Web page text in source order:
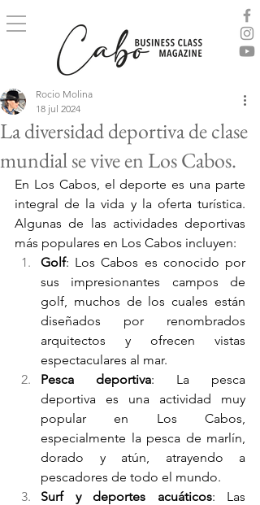
La diversidad deportiva de clase
mundial se vive en Los Cabos.
Rocio Molina
18 jul 2024
En Los Cabos, el deporte es una parte
integral de la vida y la oferta turística.
Algunas de las actividades deportivas
más populares en Los Cabos incluyen:
Golf: Los Cabos es conocido por
sus impresionantes campos de
golf, muchos de los cuales están
diseñados por renombrados
arquitectos y ofrecen vistas
espectaculares al mar.
Pesca deportiva: La pesca
deportiva es una actividad muy
popular en Los Cabos,
especialmente la pesca de marlín,
dorado y atún, atrayendo a
pescadores de todo el mundo.
Surf y deportes acuáticos: Las